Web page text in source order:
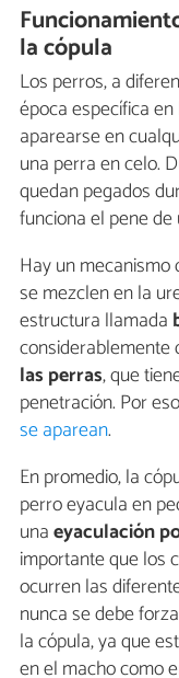
la cópula
Los perros, a
época específica
aparearse en
una perra en celo.
quedan pegados
funciona el pene
Hay un
se mezclen en la
estructura llamada
considerablemente
las perras, que
penetración. Por
se aparean.
En promedio, la
perro eyacula en
unaeyaculación
importante que los
ocurren las
nunca se debe
la cópula, ya que
en el macho como